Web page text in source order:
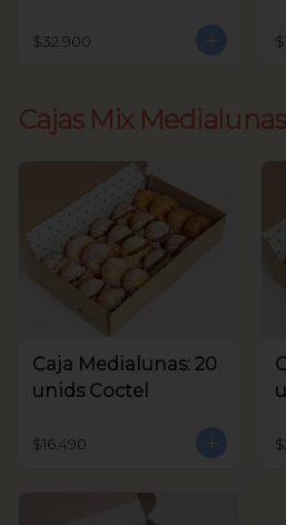
$32.900
Cajas Mix Medialunas
Caja Medialunas: 20
unids Coctel
$16.490